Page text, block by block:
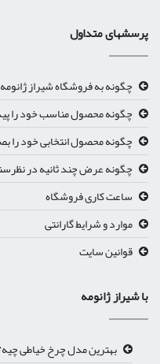
پرسشهای متداول
چگونه به فروشگاه شیراز
چگونه محصول مناسب خود را
چگونه محصول انتخابی خود را
چگونه عرض چند ثانیه در
ساعت کاری فروشگاه
موارد و شرایط گارانتی
قوانین سایت
با شیراز ژانومه
بهترین مدل چرخ خیاطی